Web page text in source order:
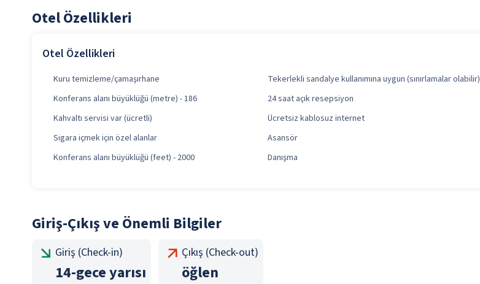
Otel Özellikleri
Otel Özellikleri
Kuru temizleme/çamaşırhane Tekerlekli sandalye kullanımına uygun (sınırlamalar olabilir)
Konferans alanı büyüklüğü (metre) - 186
24 saat açık resepsiyon
Kahvaltı servisi var (ücretli)
Ücretsiz kablosuz internet
Sigara içmek için özel alanlar
Asansör
Konferans alanı büyüklüğü (feet) - 2000
Danışma
Giriş-Çıkış ve Önemli Bilgiler
Giriş (Check-in)
14-gece yarısı
Çıkış (Check-out)
öğlen